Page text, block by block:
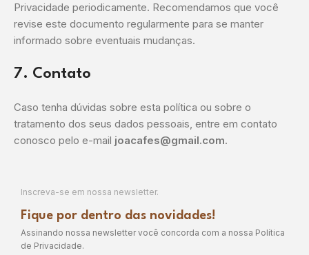
Privacidade periodicamente. Recomendamos que você
revise este documento regularmente para se manter
informado sobre eventuais mudanças.
7. Contato
Caso tenha dúvidas sobre esta política ou sobre o
tratamento dos seus dados pessoais, entre em contato
conosco pelo e-mail joacafes@gmail.com.
Inscreva-se em nossa newsletter.
Fique por dentro das novidades!
Assinando nossa newsletter você concorda com a nossa Política
de Privacidade.